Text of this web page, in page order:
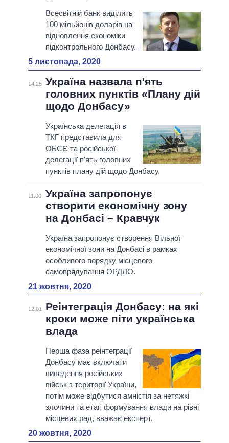
Всесвітній банк виділить
100 мільйонів доларів на
відновлення економіки
підконтрольного Донбасу.
5 листопада, 2020
14:25 Україна назвала п'ять
головних пунктів «Плану дій
щодо Донбасу»
Українська делегація в
ТКГ представила для
ОБСЄ та російської
делегації п'ять головних
пунктів плану дій щодо Донбасу.
11:00
Україна запропонує
створити економічну зону
на Донбасі – Кравчук
Україна запропонує створення Вільної
економічної зони на Донбасі в рамках
особливого порядку місцевого
самоврядування ОРДЛО.
21 жовтня, 2020
12:01
Реінтеграція Донбасу: на які
кроки може піти українська
влада
Перша фаза реінтеграції
Донбасу має включати
виведення російських
військ з території України,
потім може відбутися амністія за нетяжкі
злочини та етап формування влади на рівні
місцевих рад, вважає експерт.
20 жовтня, 2020